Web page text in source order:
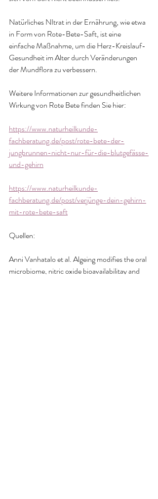
Natürliches NItrat in der Ernährung, wie etwa
in Form von Rote-Bete-Saft, ist eine
einfache Maßnahme, um die Herz-Kreislauf-
Gesundheit im Alter durch Veränderungen
der Mundflora zu verbessern.
Weitere Informationen zur gesundheitlichen
Wirkung von Rote Bete finden Sie hier:
https://www.naturheilkunde-
fachberatung.de/post/rote-bete-der-
jungbrunnen-nicht-nur-für-die-blutgefässe-
und-gehirn
https://www.naturheilkunde-
fachberatung.de/post/verjünge-dein-gehirn-
mit-rote-bete-saft
Quellen:
Anni Vanhatalo et al. Algeing modifies the oral
microbiome, nitric oxide bioavailabilitay and